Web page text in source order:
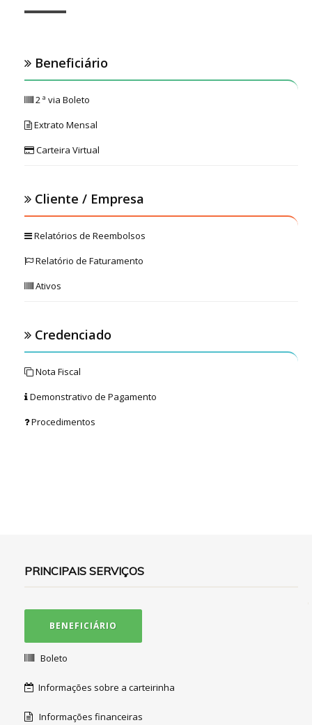
Beneficiário
2 ª via Boleto
Extrato Mensal
Carteira Virtual
Cliente / Empresa
Relatórios de Reembolsos
Relatório de Faturamento
Ativos
Credenciado
Nota Fiscal
Demonstrativo de Pagamento
Procedimentos
PRINCIPAIS SERVIÇOS
BENEFICIÁRIO
Boleto
Informações sobre a carteirinha
Informações financeiras